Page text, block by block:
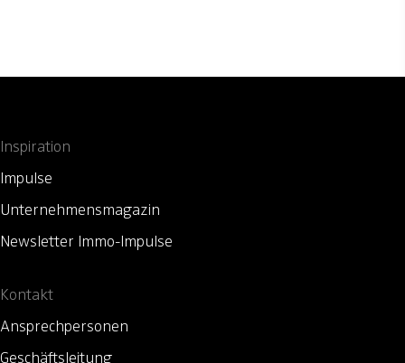
Inspiration
Impulse
Unternehmensmagazin
Newsletter Immo-Impulse
Kontakt
Ansprechpersonen
Geschäftsleitung